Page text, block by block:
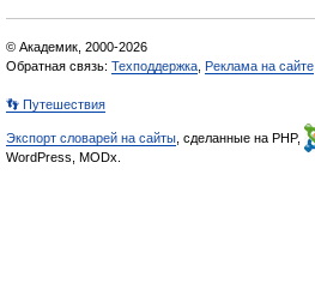
© Академик, 2000-2026
Обратная связь: Техподдержка Реклама на сайте
👣 Путешествия
Экспорт словарей на сайты , сделанные на PHP,
WordPress, MODx.